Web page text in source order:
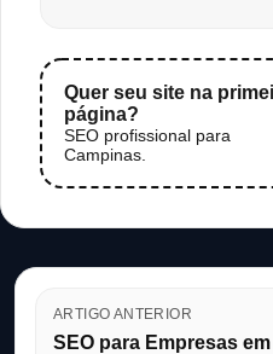
Quer seu site na
página?
SEO profissional para
Campinas.
ARTIGO ANTERIOR
SEO para Empresas